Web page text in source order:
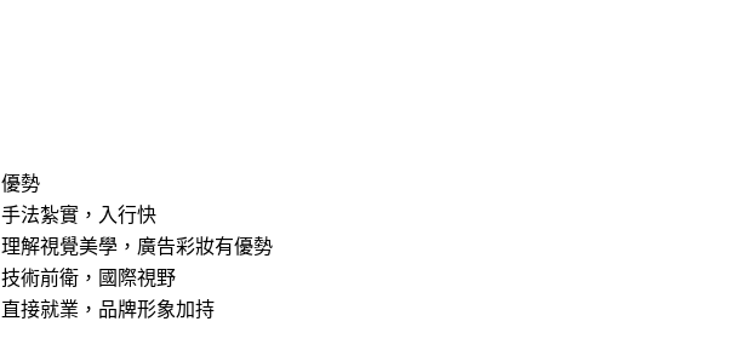
優勢
手法紮實，入行快
理解視覺美學，廣告彩妝有優勢
技術前衛，國際視野
直接就業，品牌形象加持